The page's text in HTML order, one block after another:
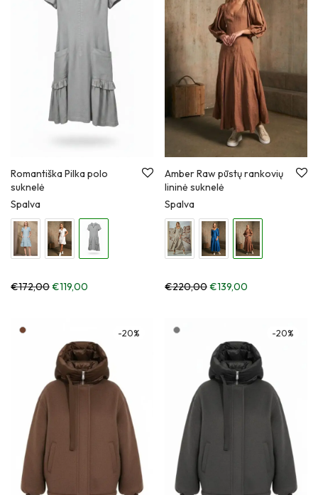
Romantiška Pilka polo
suknelė
Spalva
€172,00€119,00
Amber Raw pūstų rankovių
lininė suknelė
Spalva
€220,00€139,00
-20% -20%